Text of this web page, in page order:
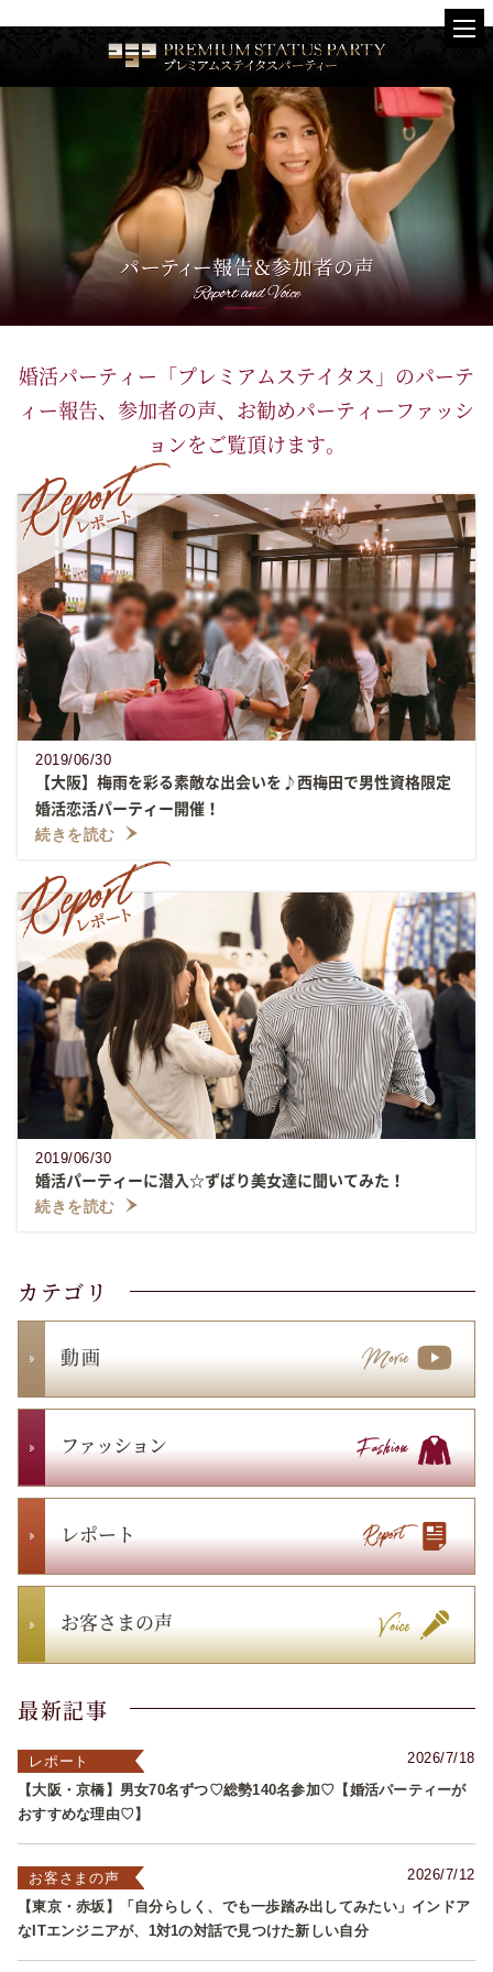
婚活パーティー「プレミアムステイタス」のパーテ
ィー報告、参加者の声、お勧めパーティーファッシ
ョンをご覧頂けます。
2019/06/30
【大阪】梅雨を彩る素敵な出会いを♪西梅田で男性資格限定
婚活恋活パーティー開催！
続きを読む
2019/06/30
婚活パーティーに潜入☆ずばり美女達に聞いてみた！
続きを読む
カテゴリ
動 画
ファッション
レポート
お客さまの声
最新記事
2026/7/18
レポート
【大阪・京橋】男女70名ずつ♡総勢140名参加♡【婚活パーティーが
おすすめな理由♡】
2026/7/12
お客さまの声
【東京・赤坂】「自分らしく、でも一歩踏み出してみたい」インドア
なITエンジニアが、1対1の対話で見つけた新しい自分